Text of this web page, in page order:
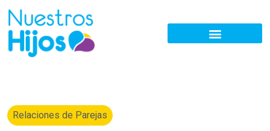
Relaciones de Parejas